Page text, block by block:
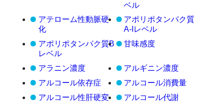
ベル
アテローム性動脈硬
化
アポリポタンパク質
A-Iレベル
アポリポタンパク質B
レベル
甘味感度
アラニン濃度
アルギニン濃度
アルコール依存症
アルコール消費量
アルコール性肝硬変
アルコール代謝